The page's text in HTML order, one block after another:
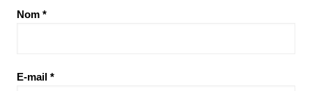
Nom *
E-mail *